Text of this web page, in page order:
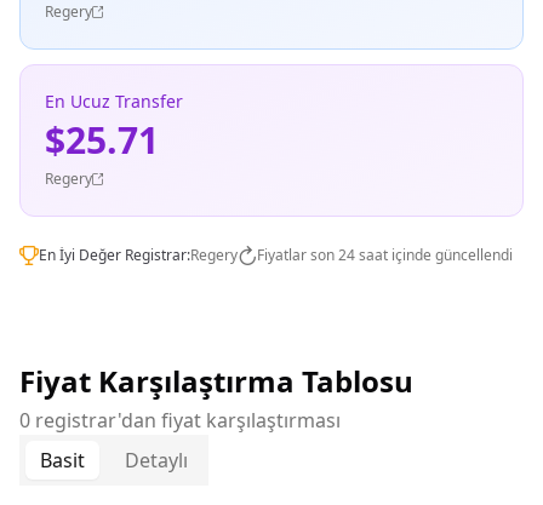
Regery
En Ucuz Transfer
$25.71
Regery
En İyi Değer Registrar:Regery Fiyatlar son 24 saat içinde güncellendi
Fiyat Karşılaştırma Tablosu
0 registrar'dan fiyat karşılaştırması
Basit
Detaylı